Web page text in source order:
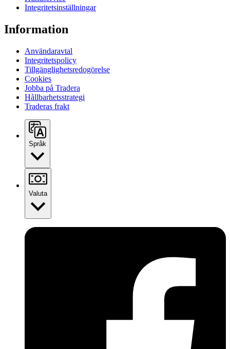
Integritetsinställningar
Information
Användaravtal
Integritetspolicy
Tillgänglighetsredogörelse
Cookies
Jobba på Tradera
Hållbarhetsstrategi
Traderas frakt
Språk
Valuta